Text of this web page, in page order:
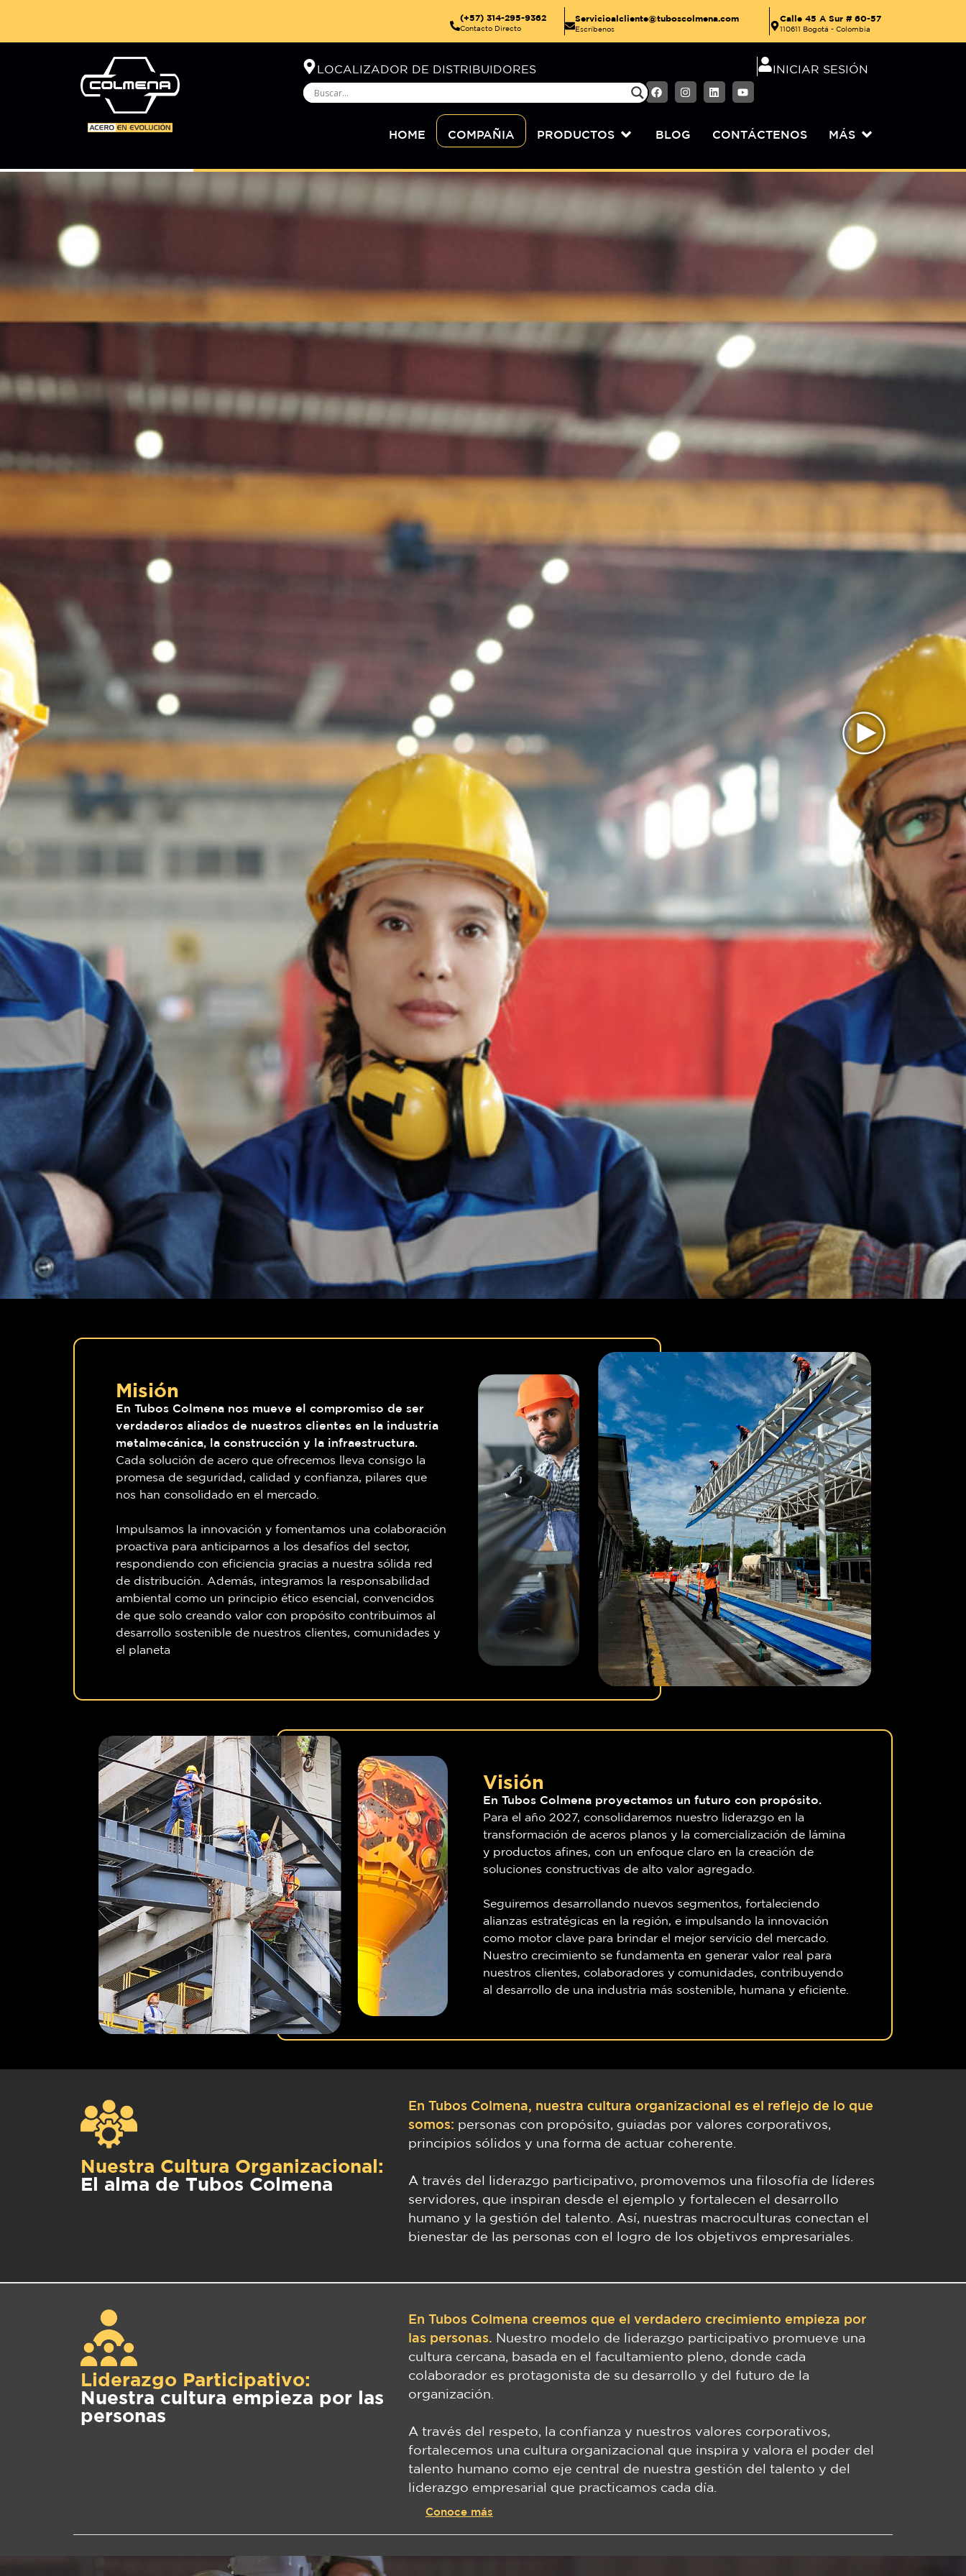
(+57) 314-295-9362
Contacto Directo
Servicioalcliente@tuboscolmena.com
Escríbenos
Calle 45 A Sur # 60-57
110611 Bogotá - Colombia
LOCALIZADOR DE DISTRIBUIDORES INICIAR SESIÓN
HOME COMPAÑIA PRODUCTOS BLOG CONTÁCTENOS MÁS
Misión
En Tubos Colmena nos mueve el compromiso de ser
verdaderos aliados de nuestros clientes en la industria
metalmecánica, la construcción y la infraestructura.
Cada solución de acero que ofrecemos lleva consigo la
promesa de seguridad, calidad y confianza, pilares que
nos han consolidado en el mercado.
Impulsamos la innovación y fomentamos una colaboración
proactiva para anticiparnos a los desafíos del sector,
respondiendo con eficiencia gracias a nuestra sólida red
de distribución. Además, integramos la responsabilidad
ambiental como un principio ético esencial, convencidos
de que solo creando valor con propósito contribuimos al
desarrollo sostenible de nuestros clientes, comunidades y
el planeta
Visión
En Tubos Colmena proyectamos un futuro con propósito.
Para el año 2027, consolidaremos nuestro liderazgo en la
transformación de aceros planos y la comercialización de lámina
y productos afines, con un enfoque claro en la creación de
soluciones constructivas de alto valor agregado.
Seguiremos desarrollando nuevos segmentos, fortaleciendo
alianzas estratégicas en la región, e impulsando la innovación
como motor clave para brindar el mejor servicio del mercado.
Nuestro crecimiento se fundamenta en generar valor real para
nuestros clientes, colaboradores y comunidades, contribuyendo
al desarrollo de una industria más sostenible, humana y eficiente.
Nuestra Cultura Organizacional:
El alma de Tubos Colmena
En Tubos Colmena, nuestra cultura organizacional es el reflejo de lo que
somos: personas con propósito, guiadas por valores corporativos,
principios sólidos y una forma de actuar coherente.
A través del liderazgo participativo, promovemos una filosofía de líderes
servidores, que inspiran desde el ejemplo y fortalecen el desarrollo
humano y la gestión del talento. Así, nuestras macroculturas conectan el
bienestar de las personas con el logro de los objetivos empresariales.
Liderazgo Participativo:
Nuestra cultura empieza por las
personas
En Tubos Colmena creemos que el verdadero crecimiento empieza por
las personas. Nuestro modelo de liderazgo participativo promueve una
cultura cercana, basada en el facultamiento pleno, donde cada
colaborador es protagonista de su desarrollo y del futuro de la
organización.
A través del respeto, la confianza y nuestros valores corporativos,
fortalecemos una cultura organizacional que inspira y valora el poder del
talento humano como eje central de nuestra gestión del talento y del
liderazgo empresarial que practicamos cada día.
Conoce más